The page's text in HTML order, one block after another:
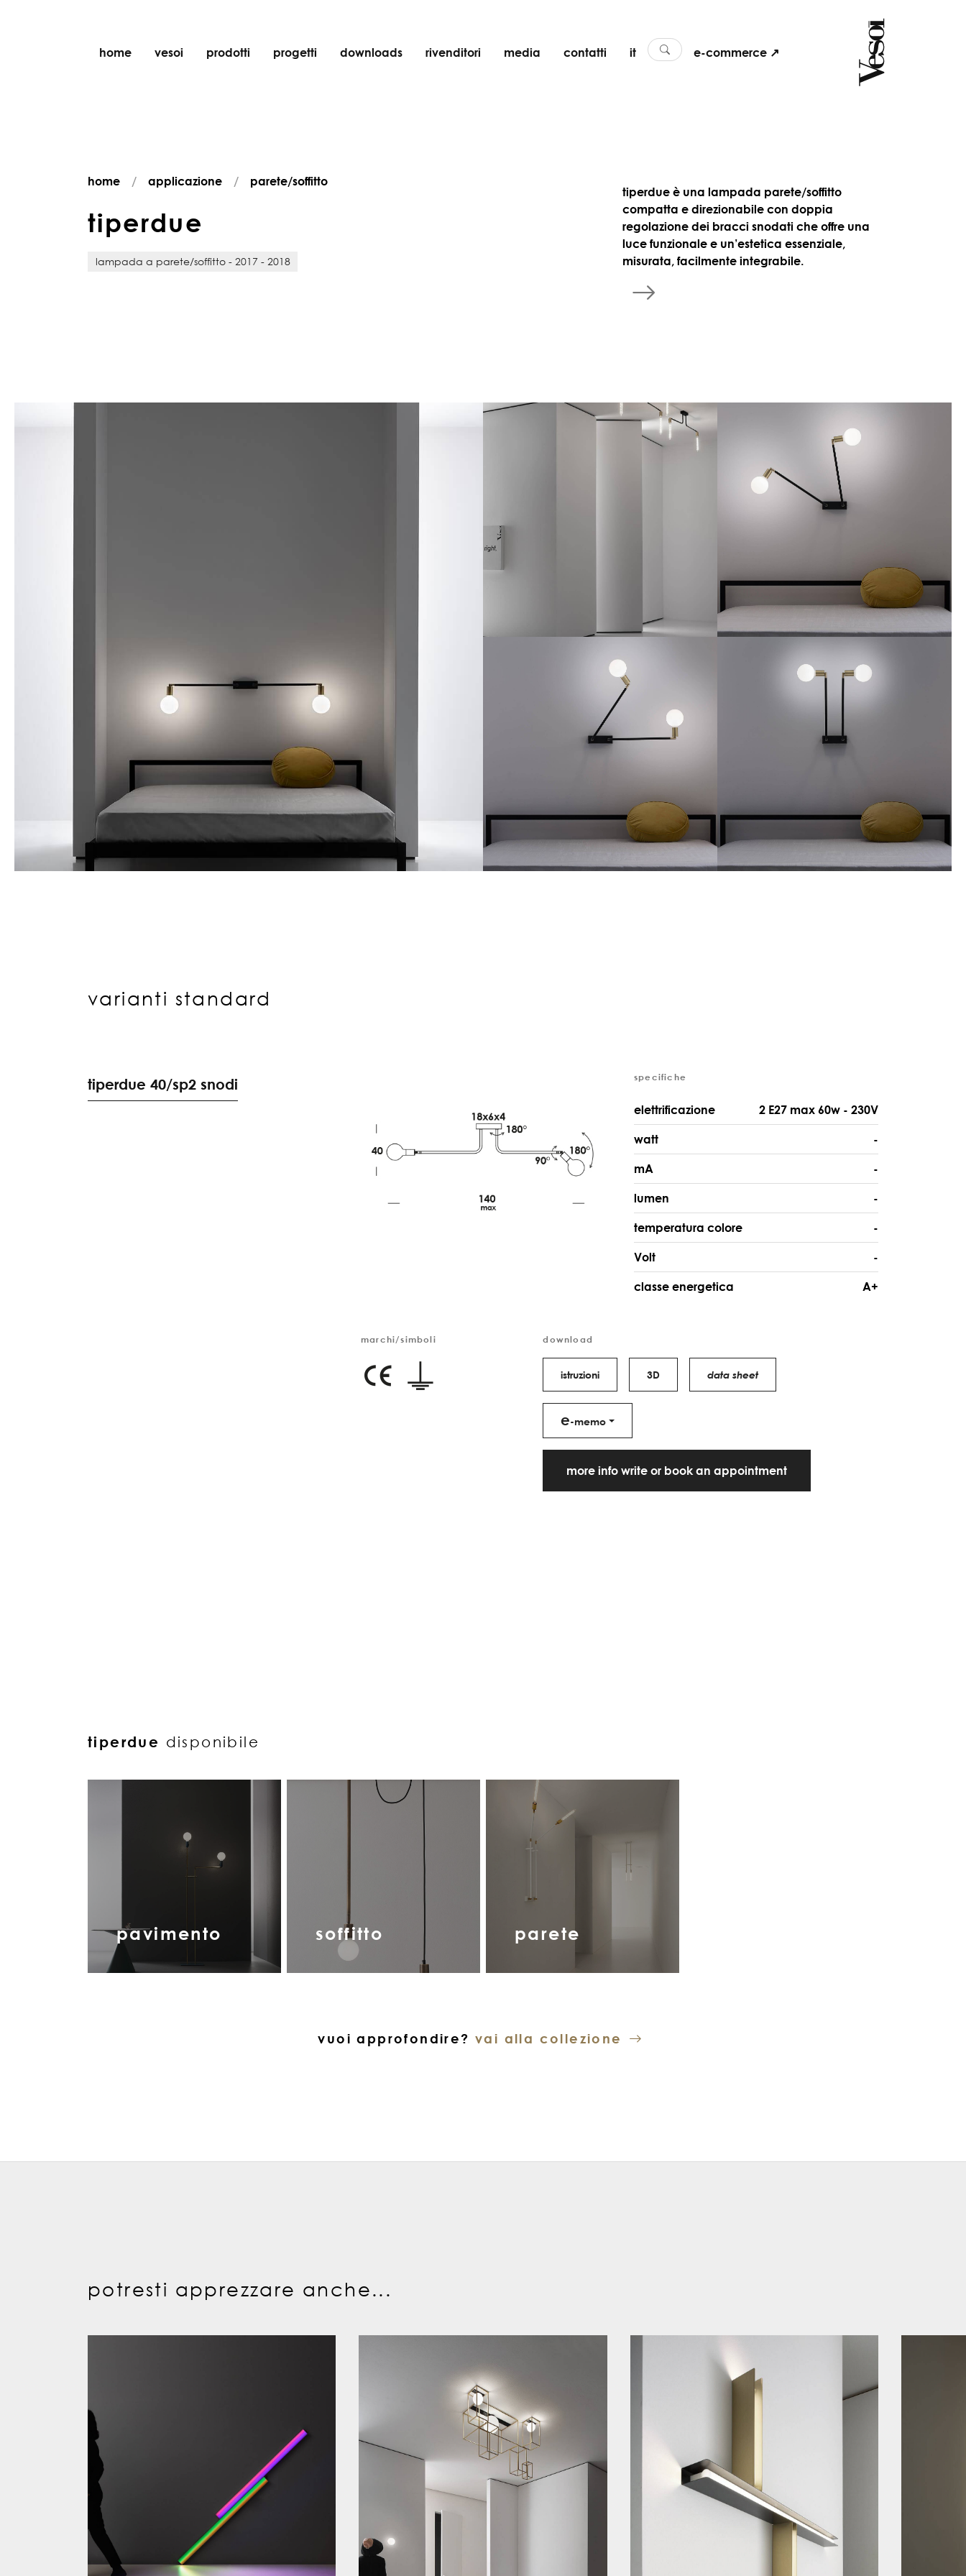
home vesoi prodotti
pavimento
progetti downloads rivenditori media contatti it e-commerce ↗
home applicazione parete/soffitto
tiperdue
lampada a parete/soffitto - 2017 - 2018
tiperdue è una lampada parete/soffitto
compatta e direzionabile con doppia
regolazione dei bracci snodati che offre una
luce funzionale e un’estetica essenziale,
misurata, facilmente integrabile.
varianti standard
tiperdue 40/sp2 snodi specifiche
elettrificazione 2 E27 max 60w - 230V
watt -
mA -
lumen -
temperatura colore -
Volt -
classe energetica A+
marchi/simboli download
istruzioni 3D data sheet
e-memo
more info write or book an appointment
tiperdue disponibile
pavimento soffitto parete
vuoi approfondire? vai alla collezione
potresti apprezzare anche...